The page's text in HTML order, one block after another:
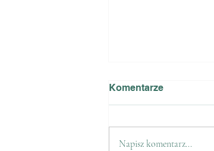
Komentarze
Napisz komentarz...